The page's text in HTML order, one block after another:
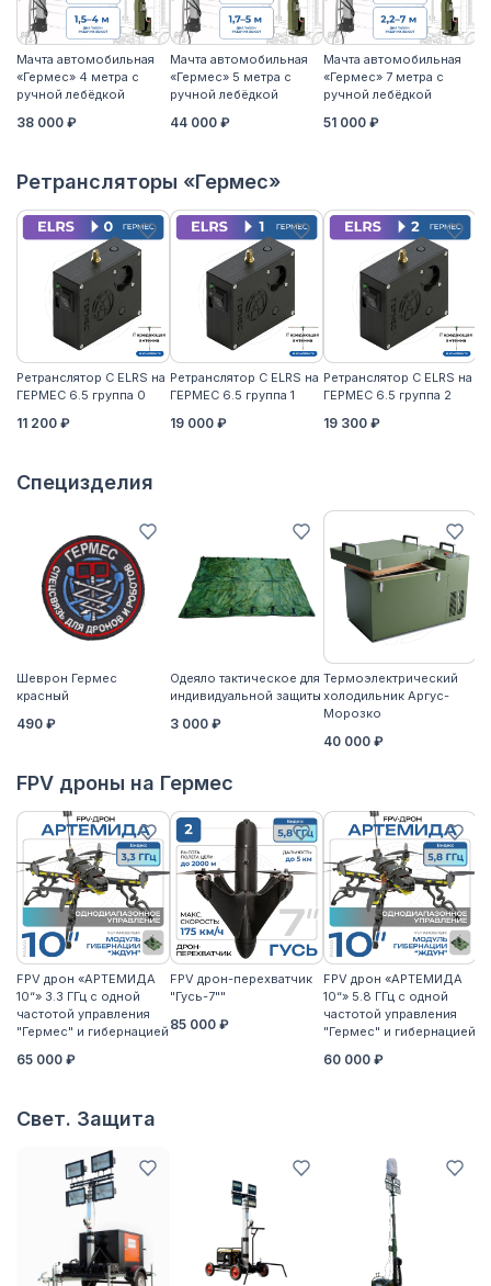
Мачта автомобильная
«Гермес» 4 метра с
ручной лебёдкой
38 000 ₽
Мачта автомобильная
«Гермес» 5 метра с
ручной лебёдкой
44 000 ₽
Мачта автомобильная
«Гермес» 7 метра с
ручной лебёдкой
51 000 ₽
Ретрансляторы «Гермес»
Ретранслятор С ELRS на
ГЕРМЕС 6.5 группа 0
11 200 ₽
Ретранслятор С ELRS на
ГЕРМЕС 6.5 группа 1
19 000 ₽
Ретранслятор С ELRS на
ГЕРМЕС 6.5 группа 2
19 300 ₽
Специзделия
Шеврон Гермес
красный
490 ₽
Одеяло тактическое для
индивидуальной защиты
3 000 ₽
Термоэлектрический
холодильник Аргус-
Морозко
40 000 ₽
FPV дроны на Гермес
FPV дрон «АРТЕМИДА
10“» 3.3 ГГц с одной
частотой управления
"Гермес" и гибернацией
65 000 ₽
FPV дрон-перехватчик
"Гусь-7""
85 000 ₽
FPV дрон «АРТЕМИДА
10“» 5.8 ГГц с одной
частотой управления
"Гермес" и гибернацией
60 000 ₽
Свет. Защита